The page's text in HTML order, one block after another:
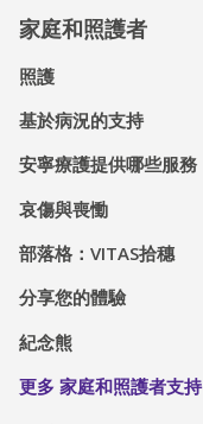
家庭和照護者
照護
基於病況的支持
安寧療護提供哪些服務
哀傷與喪慟
部落格：VITAS拾穗
分享您的體驗
紀念熊
更多 家庭和照護者支持